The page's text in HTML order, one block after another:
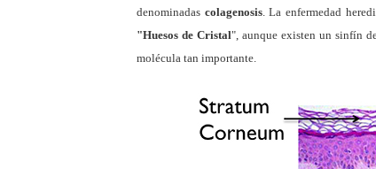
denominadas colagenosis. La enfermedad
"Huesos de Cristal", aunque existen un sinfín
molécula tan importante.